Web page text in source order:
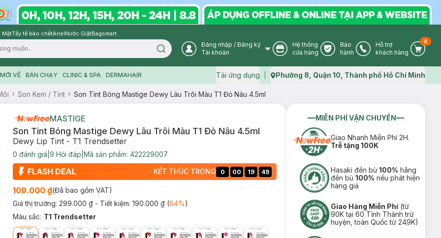
MặtTẩy tế bào chếtArielNước GiặtBagsmart
Search icon User Icon
Đăng nhập / Đăng ký
Tài khoản
Store Icon
Hệ thống
cửa hàng
Warranty Icon
Bảo
hành
Phone Icon
Hỗ trợ
khách hàng
Cart
0
VỀ BÁN CHẠY CLINIC & SPA DERMAHAIR Tải ứng dụng Map icon
Phường 8, Quận 10, Thành phố Hồ Chí Minh
Son Kem / Tint Son Tint Bóng Mastige Dewy Lâu Trôi Màu T1 Đỏ Nâu 4.5ml
MASTIGE
Son Tint Bóng Mastige Dewy Lâu Trôi Màu T1 Đỏ Nâu 4.5ml
Dewy Lip Tint - T1 Trendsetter
0 đánh giá 9 Hỏi đáp Mã sản phẩm: 422229007
KẾT THÚC TRONG 0 : 00 : 19 : 48
109.000 ₫(Đã bao gồm VAT)
Giá thị trường: 299.000 ₫ - Tiết kiệm: 190.000 ₫(64%)
Màu sắc: T1 Trendsetter
MIỄN PHÍ VẬN CHUYỂN
Giao Nhanh Miễn Phí 2H.
Trễ tặng 100K
Hasaki đền bù100% hãng
đền bù100% nếu phát hiện
hàng giả
Giao Hàng Miễn Phí (từ
90K tại 60 Tỉnh Thành trừ
huyện, toàn Quốc từ 249K)